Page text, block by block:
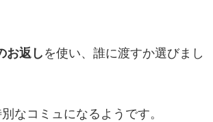
お返し を使い、誰に渡すか選びまし
なコミュになるようです。